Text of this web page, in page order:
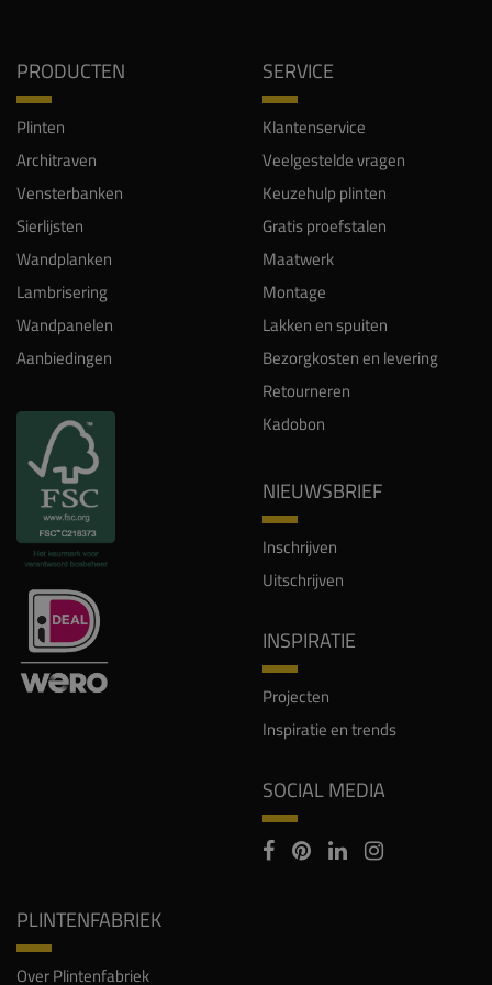
PRODUCTEN
Plinten
Architraven
Vensterbanken
Sierlijsten
Wandplanken
Lambrisering
Wandpanelen
Aanbiedingen
SERVICE
Klantenservice
Veelgestelde vragen
Keuzehulp plinten
Gratis proefstalen
Maatwerk
Montage
Lakken en spuiten
Bezorgkosten en levering
Retourneren
Kadobon
NIEUWSBRIEF
Inschrijven
Uitschrijven
INSPIRATIE
Projecten
Inspiratie en trends
SOCIAL MEDIA
PLINTENFABRIEK
Over Plintenfabriek